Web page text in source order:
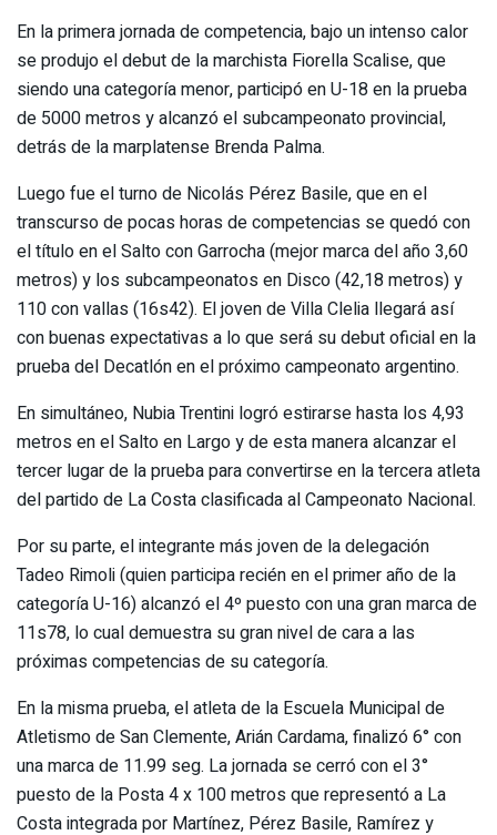
En la primera jornada de competencia, bajo un intenso calor
se produjo el debut de la marchista Fiorella Scalise, que
siendo una categoría menor, participó en U-18 en la prueba
de 5000 metros y alcanzó el subcampeonato provincial,
detrás de la marplatense Brenda Palma.
Luego fue el turno de Nicolás Pérez Basile, que en el
transcurso de pocas horas de competencias se quedó con
el título en el Salto con Garrocha (mejor marca del año 3,60
metros) y los subcampeonatos en Disco (42,18 metros) y
110 con vallas (16s42). El joven de Villa Clelia llegará así
con buenas expectativas a lo que será su debut oficial en la
prueba del Decatlón en el próximo campeonato argentino.
En simultáneo, Nubia Trentini logró estirarse hasta los 4,93
metros en el Salto en Largo y de esta manera alcanzar el
tercer lugar de la prueba para convertirse en la tercera atleta
del partido de La Costa clasificada al Campeonato Nacional.
Por su parte, el integrante más joven de la delegación
Tadeo Rimoli (quien participa recién en el primer año de la
categoría U-16) alcanzó el 4º puesto con una gran marca de
11s78, lo cual demuestra su gran nivel de cara a las
próximas competencias de su categoría.
En la misma prueba, el atleta de la Escuela Municipal de
Atletismo de San Clemente, Arián Cardama, finalizó 6° con
una marca de 11.99 seg. La jornada se cerró con el 3°
puesto de la Posta 4 x 100 metros que representó a La
Costa integrada por Martínez, Pérez Basile, Ramírez y